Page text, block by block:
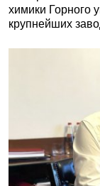
химики Горного
крупнейших